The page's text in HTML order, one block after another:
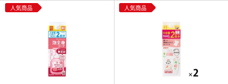
人気商品 人気商品